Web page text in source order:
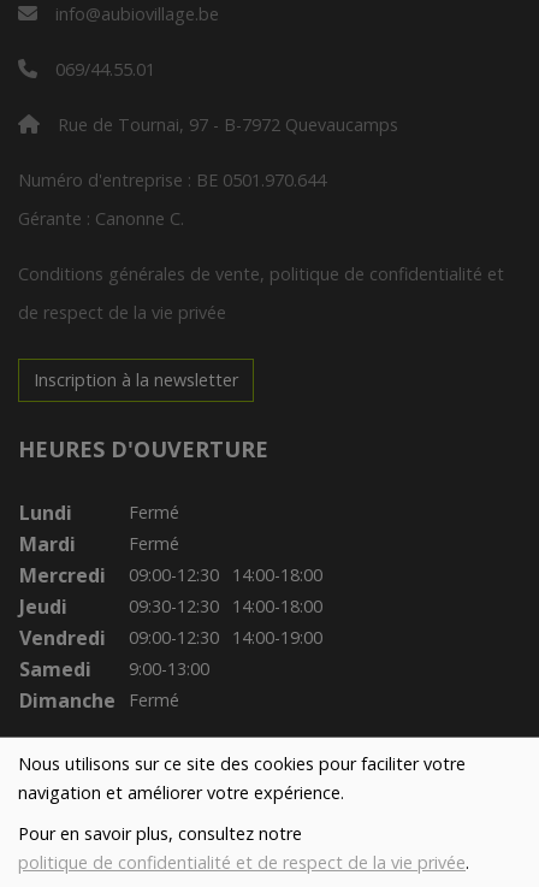
Nous utilisons sur ce site des cookies pour faciliter votre
navigation et améliorer votre expérience.
Pour en savoir plus, consultez notre
politique de confidentialité et de respect de la vie privée.
info@aubiovillage.be
069/44.55.01
Rue de Tournai, 97 - B-7972 Quevaucamps
Numéro d'entreprise : BE 0501.970.644
Gérante : Canonne C.
Conditions générales de vente, politique de confidentialité et
de respect de la vie privée
Inscription à la newsletter
HEURES D'OUVERTURE
Lundi Fermé
Mardi Fermé
Mercredi 09:00-12:30 14:00-18:00
Jeudi 09:30-12:30 14:00-18:00
Vendredi 09:00-12:30 14:00-19:00
Samedi 9:00-13:00
Dimanche Fermé